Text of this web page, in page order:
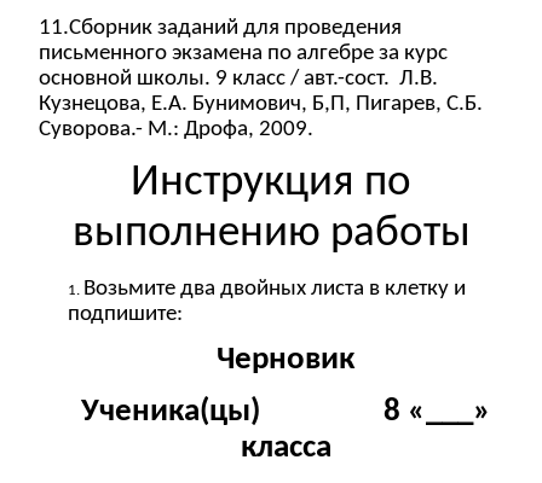
11.Сборник заданий для проведения
письменного экзамена по алгебре за курс
основной школы. 9 класс / авт.-сост. Л.В.
Кузнецова, Е.А. Бунимович, Б,П, Пигарев, С.Б.
Суворова.- М.: Дрофа, 2009.
Инструкция по
выполнению работы
Возьмите два двойных листа в клетку и
подпишите:
Черновик
Ученика(цы) 8 «___»
класса